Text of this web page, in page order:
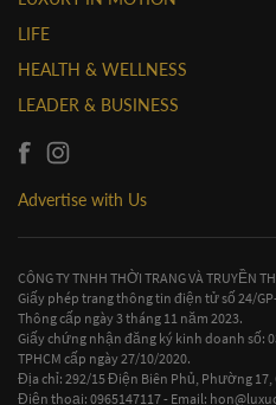
LIFE
HEALTH & WELLNESS
LEADER & BUSINESS
Advertise with Us
CÔNG TY TNHH THỜI TRANG VÀ TRUYỀN
Giấy phép trang thông tin điện tử số 24/
Thông cấp ngày 3 tháng 11 năm 2023.
Giấy chứng nhận đăng ký kinh doanh số:
TPHCM cấp ngày 27/10/2020.
Địa chỉ: 292/15 Điện Biên Phủ, Phường 17,
Điện thoại: 0965147117 - Email: